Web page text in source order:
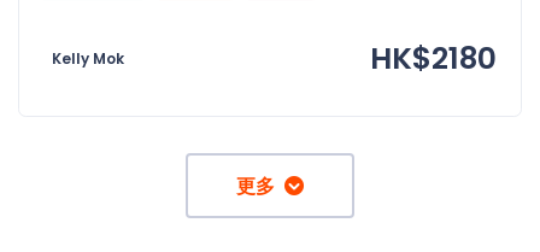
Kelly Mok HK$2180
更多